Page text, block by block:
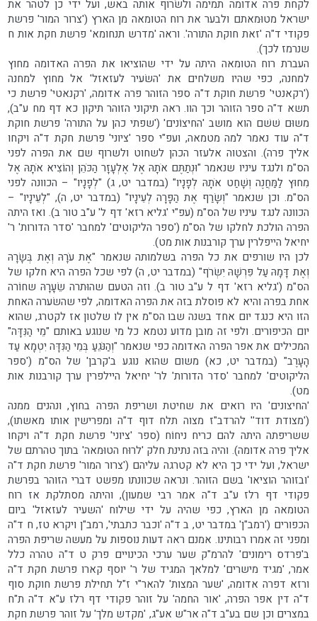
לקחת פרה אדומה תמימה ולשׂרוף אותה באש, ועל ידי כן לטהר את
ישראל מטוּמאתם ולבער את רוח הטומאה מן הארץ ('צרור המור' פרשת
פקודי ד"ה 'זאת חוקת התורה'. וראה 'מדרש תנחומא' פרשת חקת אות ח
שנרמז לכך).
העברת רוח הטומאה היתה על ידי שהוציאו את הפרה האדומה מחוץ
למחנה, כפי שהיו משלחים את 'השׂעיר לעזאזל' אל מחוץ למחנה
('רקאנטי' פרשת חוקת ד"ה ספר הזוהר פרה אדומה, 'רקנאטי' פרשת כי
תשא ד"ה ספר הזוהר וכך הוו. ראה תיקוני הזוהר תיקון כא דף מח ע"ב),
משוּם שׁשׁם הוא מושב 'החיצוֹנים' ('שפתי כהן על התורה' פרשת חוקת
ד"ה עוד נאמר למה מטמאה, ועפ"י ספר 'ציוני' פרשת חקת ד"ה ויקחו
אליך פרה). והצטוה אלעזר הכהן לשחוט ולשרוף שם את הפרה לפני
הס"מ ולנגד עיניו שנאמר "וּנְתַתֶּם אֹתָהּ אֶל אֶלְעָזָר הַכֹּהֵן וְהוֹצִיא אֹתָהּ אֶל
מִחוּץ לַמַּחֲנֶה וְשָׁחַט אֹתָהּ לְפָנָיו" (במדבר יט, ג) "לְפָנָיו" – הכוונה לפני
הס"מ. וכן שנאמר "וְשָׂרַף אֶת הַפָּרָה לְעֵינָיו" (במדבר יט, ה), "לְעֵינָיו" –
הכוונה לנגד עיניו של הס"מ (עפ"י 'גליא רזא' דף ל' ע"ב טור ב). ואז היתה
הפרה הולכת לחלקו של הס"מ ('ספר הליקוטים' למחבר 'סדר הדורות' ר'
יחיאל הייפלרין ערך קורבנות אות מט).
לכן היו שורפים את כל הפרה בשלמותה שנאמר "אֶת עֹרָהּ וְאֶת בְּשָׂרָהּ
וְאֶת דָּמָהּ עַל פִּרְשָׁהּ יִשְׂרֹף" (במדבר יט, ה) לפי שכל הפרה היא חלקו של
הס"מ ('גליא רזא' דף ל ע"ב טור ב). וזה הטעם שהוּתרה שֵׂעָרָהּ שחוֹרה
אחת בפרה והיא לא פוסלת בזה את הפרה האדומה, לפי שהשׂערה האחת
הזו היא כנגד יום אחד בשנה שבו הס"מ אין לו שלטון אז לקטרג, שהוא
יום הכיפורים. ולפי זה מובן מדוע נטמא כל מי שנוגע באותם "מֵי הַנִּדָּה"
המכילים את אפר הפרה האדומה כפי שנאמר "וְהַנֹּגֵעַ בְּמֵי הַנִּדָּה יִטְמָא עַד
הָעָרֶב" (במדבר יט, כא) משום שהוא נוגע ב'קרבן' של הס"מ ('ספר
הליקוטים' למחבר 'סדר הדורות' לר' יחיאל היילפרין ערך קורבנות אות
מט).
'החיצונים' היו רואים את שחיטת ושריפת הפרה בחוץ, ונהנים ממנה
('מצודת דוד'' להרדב"ז מצוה תלח דוף ד"ה ומפרישין אותו מאשתו),
ששריפתה היתה להם כריח ניחוֹח (ספר 'ציוני' פרשת חקת ד"ה ויקחו
אליך פרה אדומה). והיה בזה נתינת חלק 'לרוּח הטוּמאה' בתוך טהרתם של
ישראל, ועל ידי כך היא לא קטרגה עליהם ('צרור המור' פרשת חקת ד"ה
'ובזוהר הוציאו' בשם הזוהר. ונראה שכוונתו מפשט דברי הזוהר בפרשת
פקודי דף רלז ע"ב ד"ה אמר רבי שמעון), והיתה מסתלקת אז רוח
הטומאה מן הארץ, כפי שהיה על ידי שילוח 'השעיר לעזאזל' ביום
הכפורים ('רמב"ן' במדבר יט, ב ד"ה 'וכבר כתבתי', רמב"ן ויקרא טז, ח ד"ה
ומפני זה אמרו רבותינו. אמנם ראה דעות נוספות על מעשה שריפת הפרה
ב'פרדס רימונים' להרמ"ק שער ערכי הכינויים פרק ט ד"ה טהרה כלל
אמר, 'מגיד מישרים' למלאך המגיד של ר' יוסף קארו פרשת חקת ד"ה
ורזא דפרה אדומה, 'שער המצות' להאר"י ז"ל תחילת פרשת חוקת סוף
ד"ה דין אפר הפרה, 'אור החמה' על זוהר פקודי דף רלז ע"א ד"ה ת"ח
במצרים וכן שם בע"ב ד"ה אר"ש אע"ג, 'מקדש מלך' על זוהר פרשת חקת